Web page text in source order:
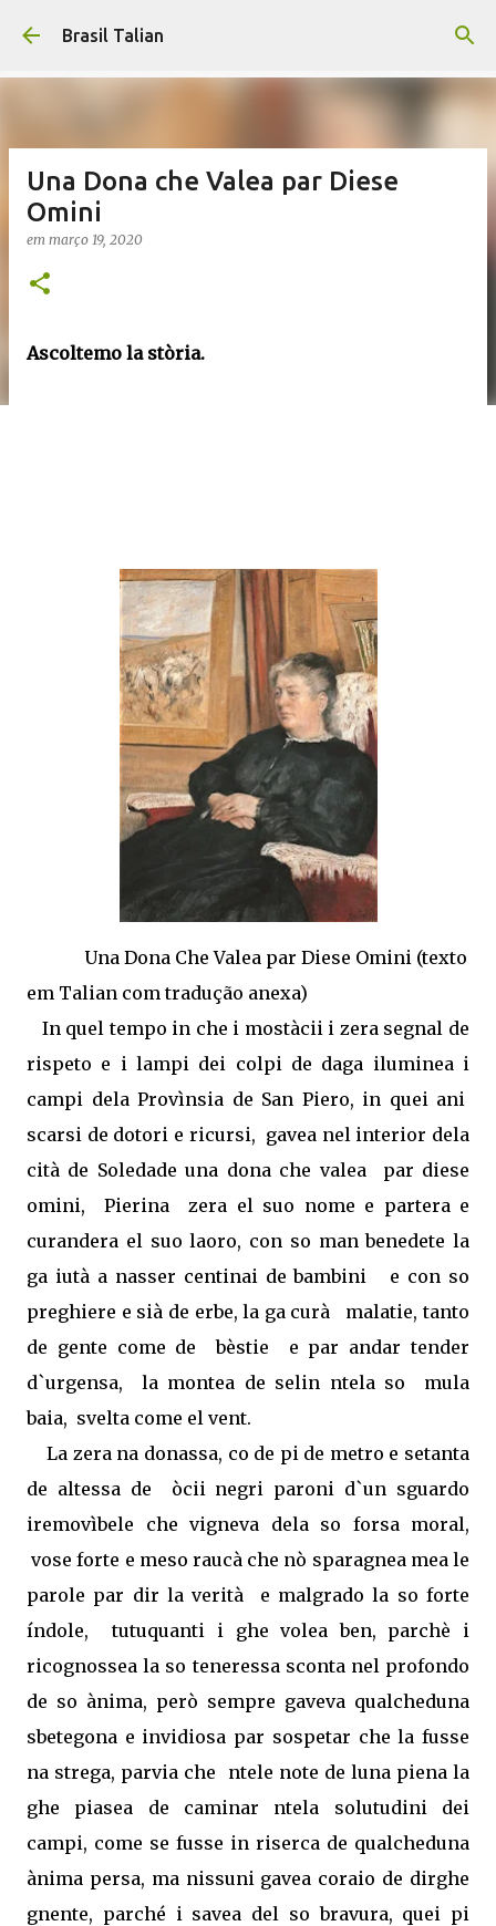
Pular para o conteúdo principal
Brasil Talian
Una Dona che Valea par Diese
Omini
em março 19, 2020
Ascoltemo la stòria.
Una Dona Che Valea par Diese Omini (texto
em Talian com tradução anexa)
In quel tempo in che i mostàcii i zera segnal de
rispeto e i lampi dei colpi de daga iluminea i
campi dela Provìnsia de San Piero, in quei ani
scarsi de dotori e ricursi, gavea nel interior dela
cità de Soledade una dona che valea
par diese
omini,
Pierina
zera el suo nome e partera e
curandera el suo laoro, con so man benedete la
ga iutà a nasser centinai de bambini
e con so
preghiere e sià de erbe, la ga curà
malatie, tanto
de gente come de
bèstie
e par andar tender
d`urgensa,
la montea de selin ntela so
mula
baia, svelta come el vent.
La zera na donassa, co de pi de metro e setanta
de altessa de
òcii negri paroni d`un sguardo
iremovìbele che vigneva dela so forsa moral,
vose forte e meso raucà che nò sparagnea mea le
parole par dir la verità
e malgrado la so forte
índole,
tutuquanti i ghe volea ben, parchè i
ricognossea la so teneressa sconta nel profondo
de so ànima, però sempre gaveva qualcheduna
sbetegona e invidiosa par sospetar che la fusse
na strega, parvia che
ntele note de luna piena la
ghe piasea de caminar ntela solutudini dei
campi, come se fusse in riserca de qualcheduna
ànima persa, ma nissuni gavea coraio de dirghe
gnente, parché i savea del so bravura, quei pi